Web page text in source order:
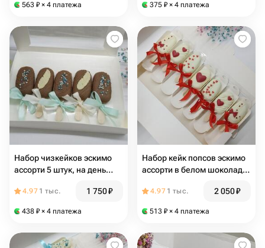
563 ₽ × 4 платежа 375 ₽ × 4 платежа
Набор чизкейков эскимо
ассорти 5 штук, на день
мужчине, женщине, папе,
4.97 1 тыс. 1 750₽
438 ₽ × 4 платежа
Набор кейк попсов эскимо
ассорти в белом шоколаде
рождения, девушке, маме,
4.97 1 тыс. 2 050₽
513 ₽ × 4 платежа